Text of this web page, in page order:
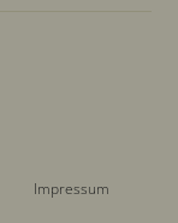
Impressum